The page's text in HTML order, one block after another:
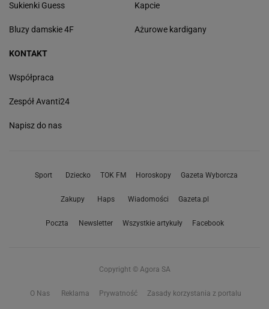
Sukienki Guess
Bluzy damskie 4F
Kapcie
Ażurowe kardigany
KONTAKT
Współpraca
Zespół Avanti24
Napisz do nas
Sport Dziecko TOK FM Horoskopy Gazeta Wyborcza
Zakupy Haps Wiadomości Gazeta.pl
Poczta Newsletter Wszystkie artykuły Facebook
Copyright © Agora SA
O Nas Reklama Prywatność Zasady korzystania z portalu